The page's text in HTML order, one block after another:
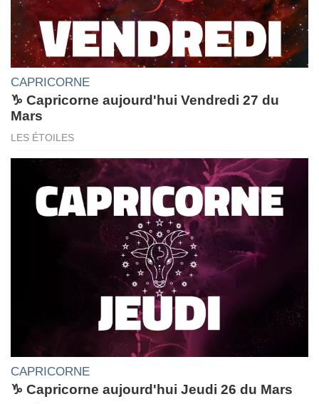
CAPRICORNE
♑ Capricorne aujourd'hui Vendredi 27 du
Mars
LES ÉTOILES
CAPRICORNE
♑ Capricorne aujourd'hui Jeudi 26 du Mars